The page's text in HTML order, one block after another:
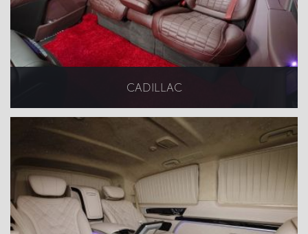
CADILLAC